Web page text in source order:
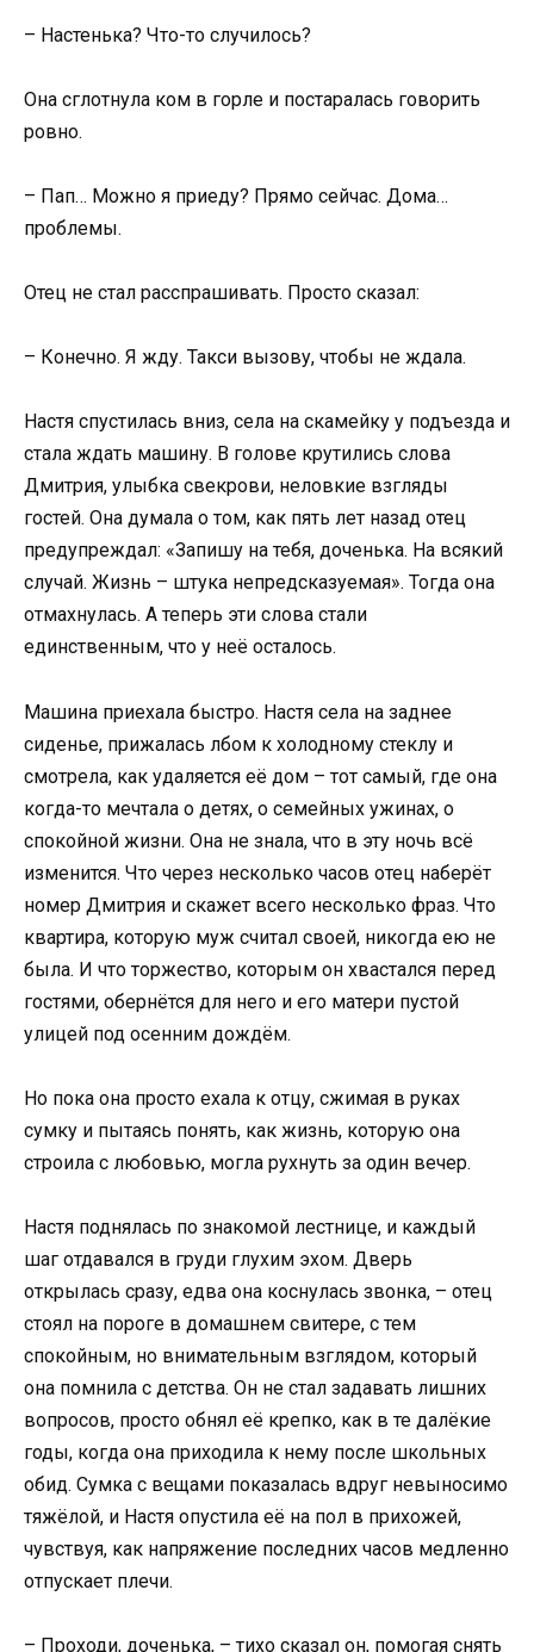
– Настенька? Что-то случилось?
Она сглотнула ком в горле и постаралась говорить
ровно.
– Пап… Можно я приеду? Прямо сейчас. Дома…
проблемы.
Отец не стал расспрашивать. Просто сказал:
– Конечно. Я жду. Такси вызову, чтобы не ждала.
Настя спустилась вниз, села на скамейку у подъезда и
стала ждать машину. В голове крутились слова
Дмитрия, улыбка свекрови, неловкие взгляды
гостей. Она думала о том, как пять лет назад отец
предупреждал: «Запишу на тебя, доченька. На всякий
случай. Жизнь – штука непредсказуемая». Тогда она
отмахнулась. А теперь эти слова стали
единственным, что у неё осталось.
Машина приехала быстро. Настя села на заднее
сиденье, прижалась лбом к холодному стеклу и
смотрела, как удаляется её дом – тот самый, где она
когда-то мечтала о детях, о семейных ужинах, о
спокойной жизни. Она не знала, что в эту ночь всё
изменится. Что через несколько часов отец наберёт
номер Дмитрия и скажет всего несколько фраз. Что
квартира, которую муж считал своей, никогда ею не
была. И что торжество, которым он хвастался перед
гостями, обернётся для него и его матери пустой
улицей под осенним дождём.
Но пока она просто ехала к отцу, сжимая в руках
сумку и пытаясь понять, как жизнь, которую она
строила с любовью, могла рухнуть за один вечер.
Настя поднялась по знакомой лестнице, и каждый
шаг отдавался в груди глухим эхом. Дверь
открылась сразу, едва она коснулась звонка, – отец
стоял на пороге в домашнем свитере, с тем
спокойным, но внимательным взглядом, который
она помнила с детства. Он не стал задавать лишних
вопросов, просто обнял её крепко, как в те далёкие
годы, когда она приходила к нему после школьных
обид. Сумка с вещами показалась вдруг невыносимо
тяжёлой, и Настя опустила её на пол в прихожей,
чувствуя, как напряжение последних часов медленно
отпускает плечи.
– Проходи, доченька, – тихо сказал он, помогая снять